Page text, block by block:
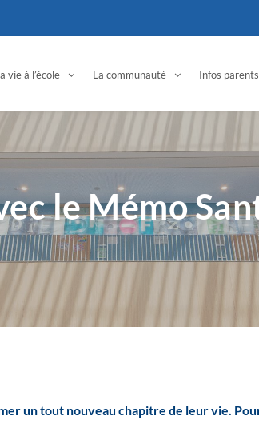
vie à l’école La communauté Infos parents
le Mémo
un tout nouveau chapitre de leur vie.